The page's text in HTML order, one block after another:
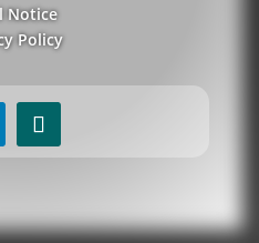
Notice
Policy